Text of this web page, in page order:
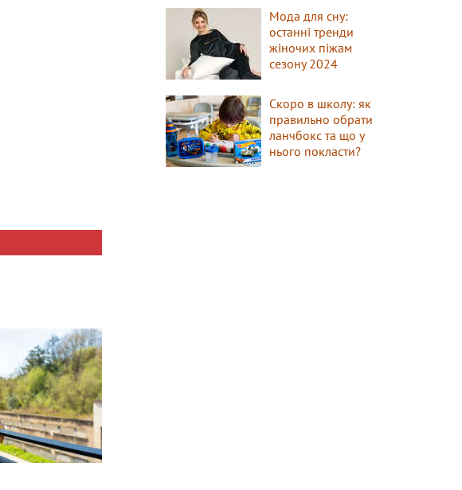
Мода для сну:
останні тренди
жіночих піжам
сезону 2024
Скоро в школу: як
правильно обрати
ланчбокс та що у
нього покласти?